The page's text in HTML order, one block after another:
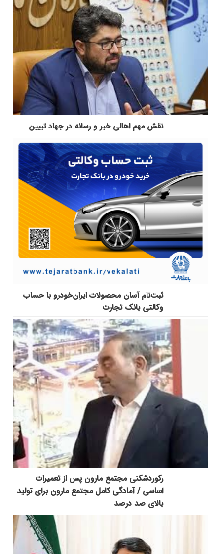
نقش مهم اهالی خبر و رسانه در جهاد تبیین
ثبت‌نام آسان محصولات ایران‌خودرو با حساب
وکالتی بانک تجارت
رکوردشکنی مجتمع مارون پس از تعمیرات
اساسی / آمادگی کامل مجتمع مارون برای تولید
بالای صد درصد